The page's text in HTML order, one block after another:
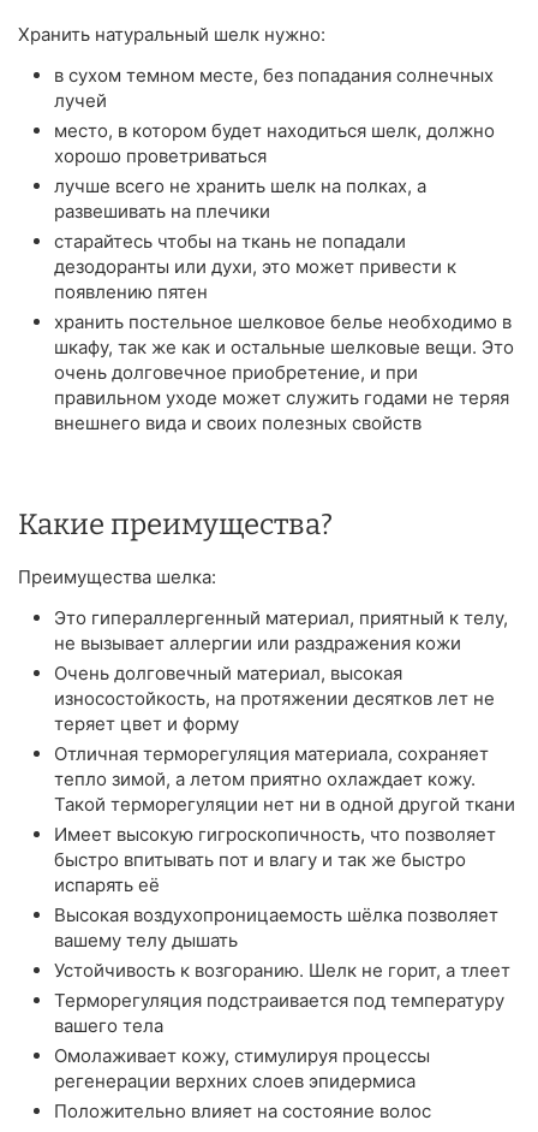
Хранить натуральный шелк нужно:
в сухом темном месте, без попадания солнечных
лучей
место, в котором будет находиться шелк, должно
хорошо проветриваться
лучше всего не хранить шелк на полках, а
развешивать на плечики
старайтесь чтобы на ткань не попадали
дезодоранты или духи, это может привести к
появлению пятен
хранить постельное шелковое белье необходимо в
шкафу, так же как и остальные шелковые вещи. Это
очень долговечное приобретение, и при
правильном уходе может служить годами не теряя
внешнего вида и своих полезных свойств
Какие преимущества?
Преимущества шелка:
Это гипераллергенный материал, приятный к телу,
не вызывает аллергии или раздражения кожи
Очень долговечный материал, высокая
износостойкость, на протяжении десятков лет не
теряет цвет и форму
Отличная терморегуляция материала, сохраняет
тепло зимой, а летом приятно охлаждает кожу.
Такой терморегуляции нет ни в одной другой ткани
Имеет высокую гигроскопичность, что позволяет
быстро впитывать пот и влагу и так же быстро
испарять её
Высокая воздухопроницаемость шёлка позволяет
вашему телу дышать
Устойчивость к возгоранию. Шелк не горит, а тлеет
Терморегуляция подстраивается под температуру
вашего тела
Омолаживает кожу, стимулируя процессы
регенерации верхних слоев эпидермиса
Положительно влияет на состояние волос